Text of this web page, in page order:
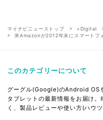
マイナビニューストップ +Digital
米Amazonが2012年末にスマートフ
このカテゴリーについて
グーグル(Google)のAndroid OS
タブレットの最新情報をお届け
く、製品レビューや使い方(ハウツ